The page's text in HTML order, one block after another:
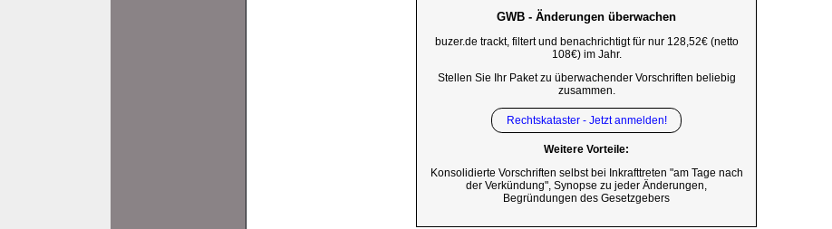
GWB - Änderungen überwachen
buzer.de trackt, filtert und benachrichtigt für nur 128,52€ (netto
108€) im Jahr.
Stellen Sie Ihr Paket zu überwachender Vorschriften beliebig
zusammen.
Rechtskataster - Jetzt anmelden!
Weitere Vorteile:
Konsolidierte Vorschriften selbst bei Inkrafttreten "am Tage nach
der Verkündung", Synopse zu jeder Änderungen,
Begründungen des Gesetzgebers